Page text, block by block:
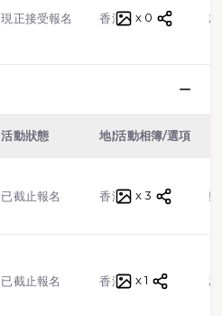
現正接受報名 香港 格鬥武
x 0
活動狀態 地點 類型
活動相簿/選項
已截止報名 香港 越野跑
x 3
已截止報名 香港 格鬥武
x 1